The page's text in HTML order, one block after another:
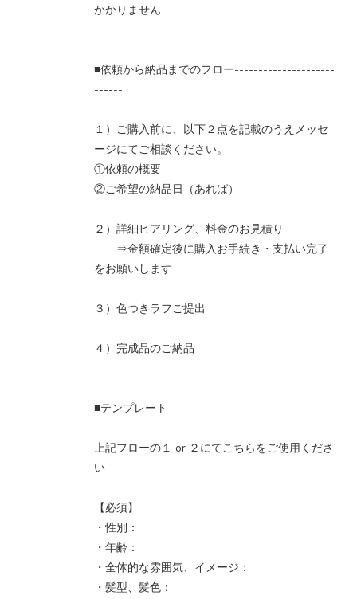
かかりません
■依頼から納品までのフロー---------------------
------
１）ご購入前に、以下２点を記載のうえメッセ
ージにてご相談ください。
①依頼の概要
②ご希望の納品日（あれば）
２）詳細ヒアリング、料金のお見積り
⇒金額確定後に購入お手続き・支払い完了
をお願いします
３）色つきラフご提出
４）完成品のご納品
■テンプレート---------------------------
上記フローの１ or ２にてこちらをご使用くださ
い
【必須】
・性別：
・年齢：
・全体的な雰囲気、イメージ：
・髪型、髪色：